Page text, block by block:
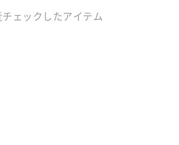
チェックしたアイテム